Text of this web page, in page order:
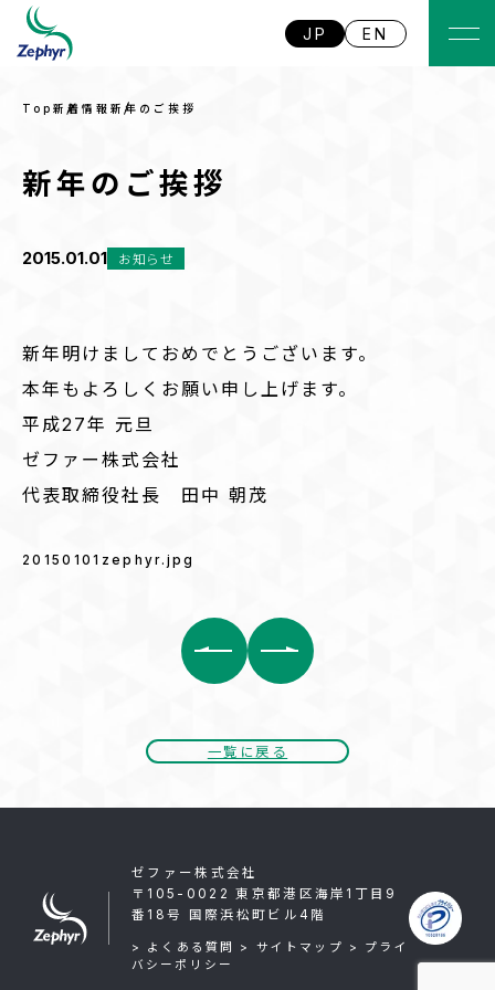
JP EN
Top 新着情報 新年のご挨拶
新年のご挨拶
2015.01.01 お知らせ
新年明けましておめでとうございます。
本年もよろしくお願い申し上げます。
平成27年 元旦
ゼファー株式会社
代表取締役社長 田中 朝茂
20150101zephyr.jpg
ン
一覧に戻る
ゼファー株式会社
〒105-0022 東京都港区海岸1丁目9
番18号 国際浜松町ビル4階
> よくある質問 > サイトマップ
> プライ
バシーポリシー